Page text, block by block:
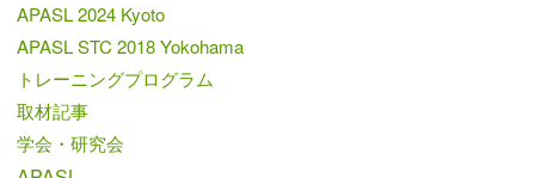
APASL 2024 Kyoto
APASL STC 2018 Yokohama
トレーニングプログラム
取材記事
学会・研究会